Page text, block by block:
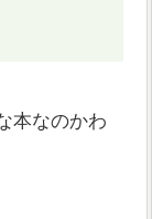
本なのかわ